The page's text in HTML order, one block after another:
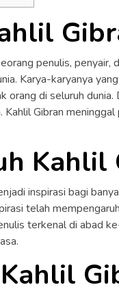
penulis,
Karya-karyanya
orang di seluruh
Kahlil Gibran
Kahlil
inspirasi bagi
telah
terkenal di abad